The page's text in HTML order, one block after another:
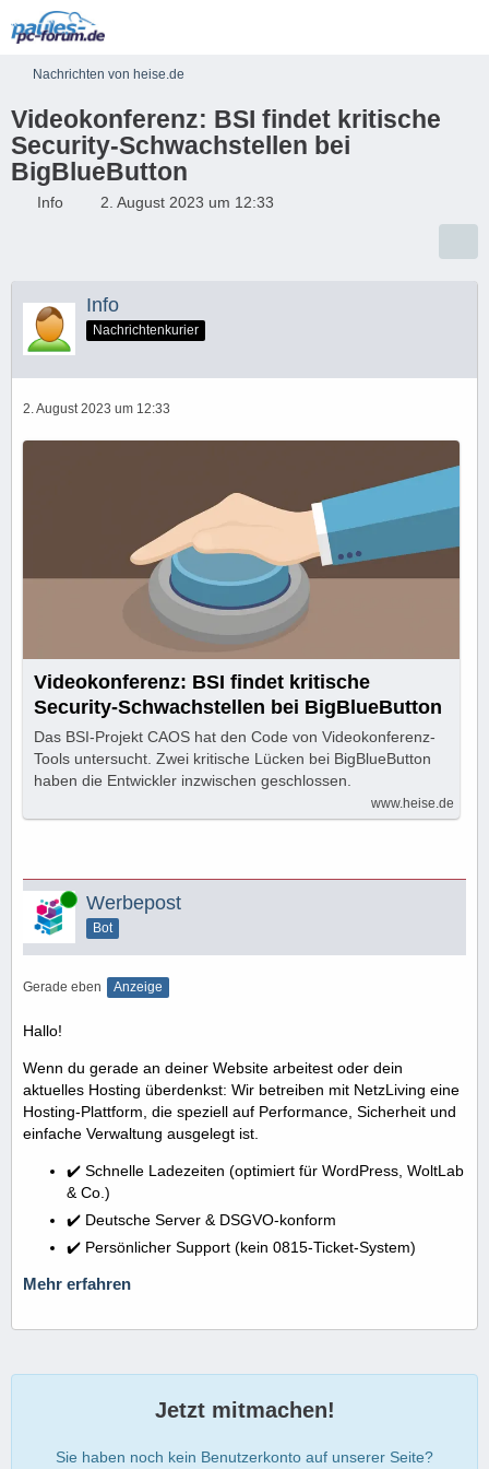
Nachrichten von heise.de
Videokonferenz: BSI findet kritische
Security-Schwachstellen bei
BigBlueButton​
Info 2. August 2023 um 12:33
Info
Nachrichtenkurier
2. August 2023 um 12:33
Videokonferenz: BSI findet kritische
Security-Schwachstellen bei BigBlueButton
Das BSI-Projekt CAOS hat den Code von Videokonferenz-
Tools untersucht. Zwei kritische Lücken bei BigBlueButton
haben die Entwickler inzwischen geschlossen.
www.heise.de
Online Werbepost
Bot
Gerade eben Anzeige
Hallo!
Wenn du gerade an deiner Website arbeitest oder dein
aktuelles Hosting überdenkst: Wir betreiben mit NetzLiving eine
Hosting-Plattform, die speziell auf Performance, Sicherheit und
einfache Verwaltung ausgelegt ist.
✔️ Schnelle Ladezeiten (optimiert für WordPress, WoltLab
& Co.)
✔️ Deutsche Server & DSGVO-konform
✔️ Persönlicher Support (kein 0815-Ticket-System)
Mehr erfahren
Jetzt mitmachen!
Sie haben noch kein Benutzerkonto auf unserer Seite?